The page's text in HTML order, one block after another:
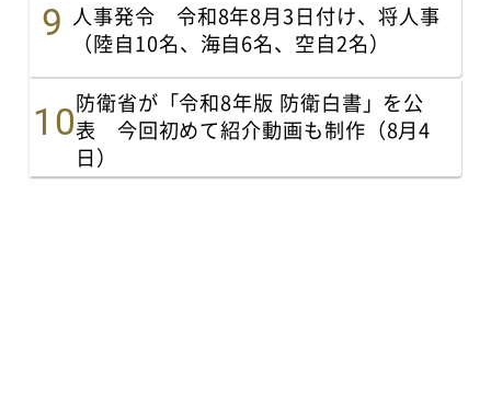
人事発令 令和8年8月3日付け、将人事
（陸自10名、海自6名、空自2名）
防衛省が「令和8年版 防衛白書」を公
表 今回初めて紹介動画も制作（8月4
日）